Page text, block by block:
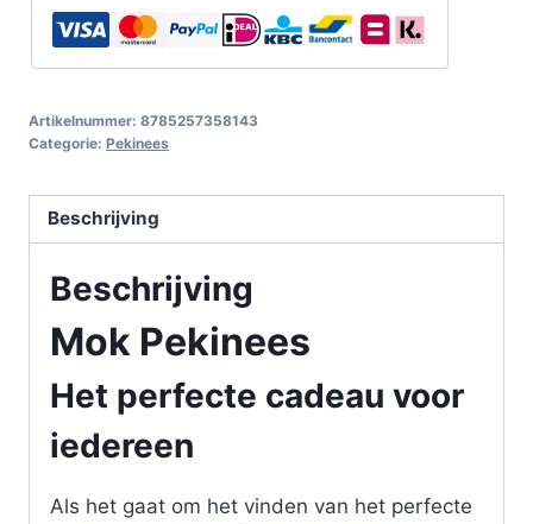
Artikelnummer: 8785257358143
Categorie: Pekinees
Beschrijving
Beschrijving
Mok Pekinees
Het perfecte cadeau voor
iedereen
Als het gaat om het vinden van het perfecte